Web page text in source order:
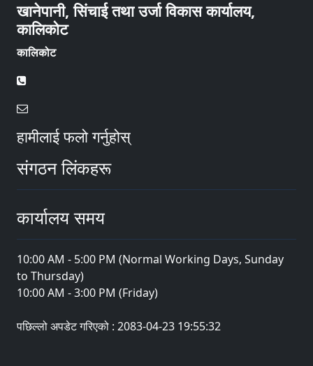
खानेपानी, सिंचाई तथा उर्जा विकास कार्यालय,
कालिकोट
कालिकोट
हामीलाई फलो गर्नुहोस्
संगठन लिंकहरू
कार्यालय समय
10:00 AM - 5:00 PM (Normal Working Days, Sunday
to Thursday)
10:00 AM - 3:00 PM (Friday)
पछिल्लो अपडेट गरिएको : 2083-04-23 19:55:32